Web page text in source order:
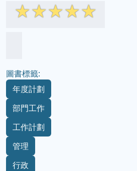
☆☆☆☆☆
圖書標籤:
年度計劃
部門工作
工作計劃
管理
行政